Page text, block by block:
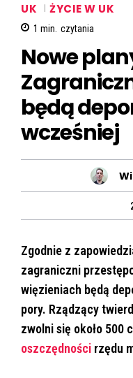
UK ŻYCIE W UK
1 min. czytania
Nowe
będą
wcześniej
Zgodnie z
zagraniczni
więzieniach będą
pory. Rządzący
zwolni się około 500
oszczędności rzędu